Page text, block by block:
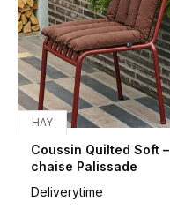
HAY
Coussin Quilted Soft –
chaise Palissade
Deliverytime